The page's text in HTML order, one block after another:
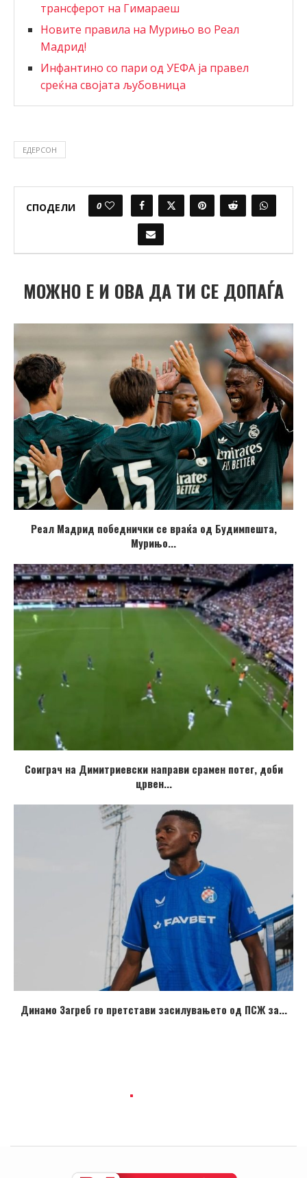
трансферот на Гимараеш
Новите правила на Мурињо во Реал
Мадрид!
Инфантино со пари од УЕФА ја правел
среќна својата љубовница
ЕДЕРСОН
СПОДЕЛИ 0
МОЖНО Е И ОВА ДА ТИ СЕ ДОПАЃА
Реал Мадрид победнички се враќа од Будимпешта,
Мурињо...
Соиграч на Димитриевски направи срамен потег, доби
црвен...
Динамо Загреб го претстави засилувањето од ПСЖ за...